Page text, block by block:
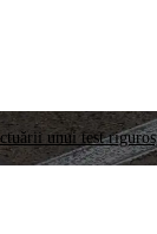
unui test